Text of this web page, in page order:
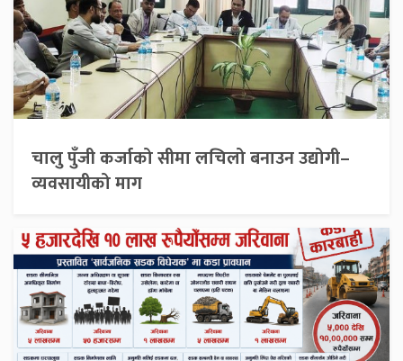
चालु पुँजी कर्जाको सीमा लचिलो बनाउन उद्योगी–
व्यवसायीको माग